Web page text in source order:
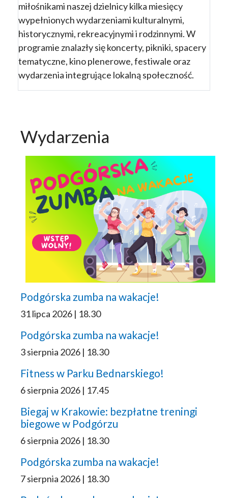
miłośnikami naszej dzielnicy kilka miesięcy
wypełnionych wydarzeniami kulturalnymi,
historycznymi, rekreacyjnymi i rodzinnymi. W
programie znalazły się koncerty, pikniki, spacery
tematyczne, kino plenerowe, festiwale oraz
wydarzenia integrujące lokalną społeczność.
Wydarzenia
Podgórska zumba na wakacje!
31 lipca 2026 | 18.30
Podgórska zumba na wakacje!
3 sierpnia 2026 | 18.30
Fitness w Parku Bednarskiego!
6 sierpnia 2026 | 17.45
Biegaj w Krakowie: bezpłatne treningi
biegowe w Podgórzu
6 sierpnia 2026 | 18.30
Podgórska zumba na wakacje!
7 sierpnia 2026 | 18.30